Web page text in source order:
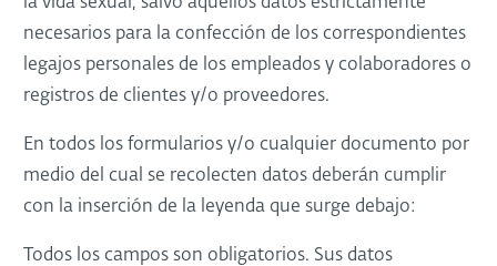
necesarios para la confección de los correspondientes
legajos personales de los empleados y colaboradores o
registros de clientes y/o proveedores.
En todos los formularios y/o cualquier documento por
medio del cual se recolecten datos deberán cumplir
con la inserción de la leyenda que surge debajo:
Todos los campos son obligatorios. Sus datos